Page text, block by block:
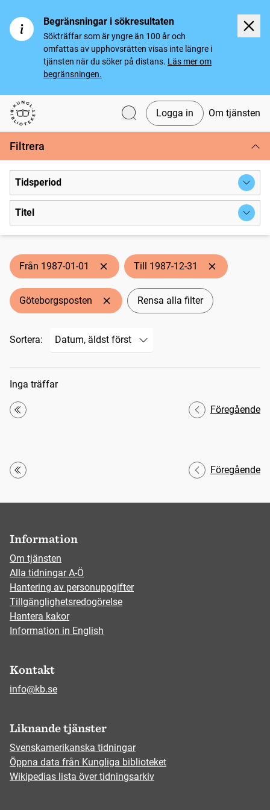
Begränsningar i sökresultaten
Sökträffar som är yngre än 100 år och
omfattas av upphovsrätten visas inte längre i
tjänsten när du söker på distans. Läs mer om
begränsningen.
Svenska tidningar
Logga in Om tjänsten
Filtrera
Tidsperiod
Titel
Från 1987-01-01 Till 1987-12-31
Göteborgsposten Rensa alla filter
Sortera:
Sökresultat
Inga träffar
Första
Föregående
Första
Föregående
Information
Om tjänsten
Alla tidningar A-Ö
Hantering av personuppgifter
Tillgänglighetsredogörelse
Hantera kakor
Information in English
Kontakt
info@kb.se
Liknande tjänster
Svenskamerikanska tidningar
Öppna data från Kungliga biblioteket
Wikipedias lista över tidningsarkiv